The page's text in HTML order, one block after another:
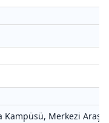
Kampüsü, Merkezi